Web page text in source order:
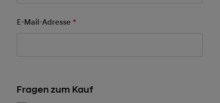
E-Mail-Adresse*
Fragen zum Kauf